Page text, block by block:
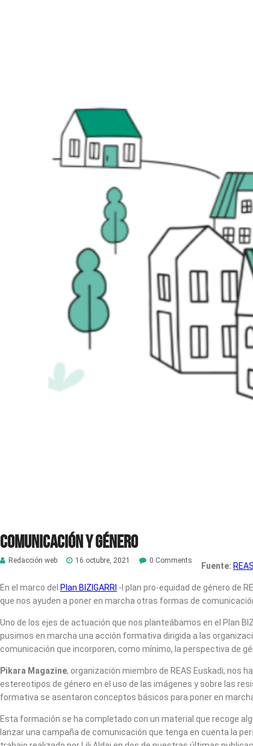
Comunicación y género
Redacción web 16 octubre, 2021 0 Comments
Fuente:
En el marco del Plan BIZIGARRI -I plan pro-equidad de género de
que nos ayuden a poner en marcha otras formas de
Uno de los ejes de actuación que nos planteábamos en el Plan
pusimos en marcha una acción formativa dirigida a las
comunicación que incorporen, como mínimo, la perspectiva de
Pikara Magazine, organización miembro de REAS Euskadi, nos
estereotipos de género en el uso de las imágenes y sobre las
formativa se asentaron conceptos básicos para poner en
Esta formación se ha completado con un material que recoge
lanzar una campaña de comunicación que tenga en cuenta la